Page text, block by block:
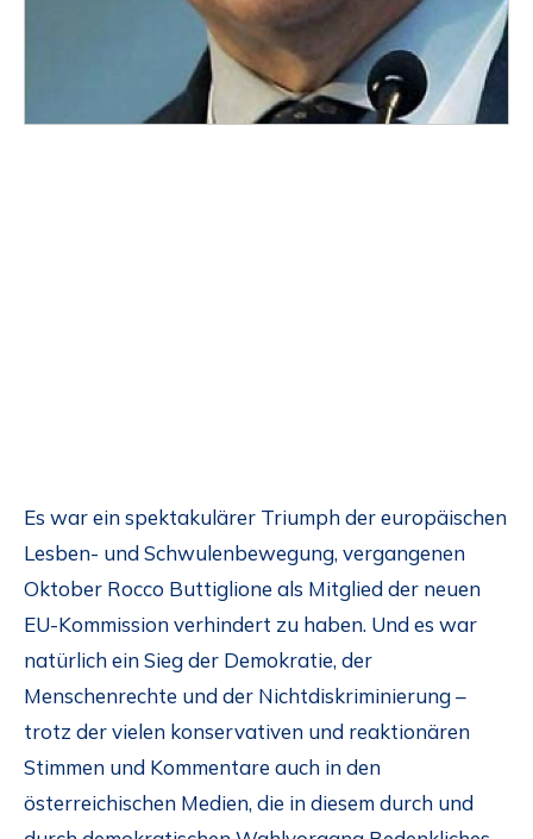
Es war ein spektakulärer Triumph der europäischen
Lesben- und Schwulenbewegung, vergangenen
Oktober Rocco Buttiglione als Mitglied der neuen
EU-Kommission verhindert zu haben. Und es war
natürlich ein Sieg der Demokratie, der
Menschenrechte und der Nichtdiskriminierung –
trotz der vielen konservativen und reaktionären
Stimmen und Kommentare auch in den
österreichischen Medien, die in diesem durch und